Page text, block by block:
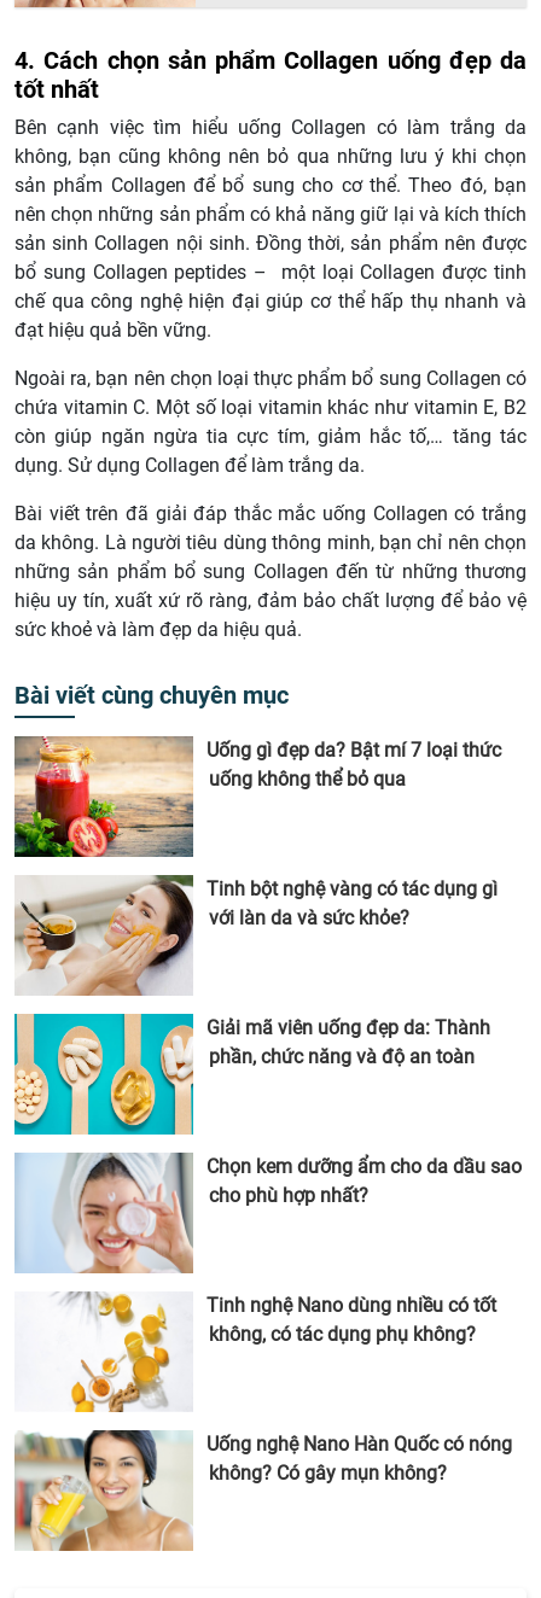
4. Cách chọn sản phẩm Collagen uống đẹp da
tốt nhất
Bên cạnh việc tìm hiểu uống Collagen có làm trắng da
không, bạn cũng không nên bỏ qua những lưu ý khi chọn
sản phẩm Collagen để bổ sung cho cơ thể. Theo đó, bạn
nên chọn những sản phẩm có khả năng giữ lại và kích thích
sản sinh Collagen nội sinh. Đồng thời, sản phẩm nên được
bổ sung Collagen peptides – một loại Collagen được tinh
chế qua công nghệ hiện đại giúp cơ thể hấp thụ nhanh và
đạt hiệu quả bền vững.
Ngoài ra, bạn nên chọn loại thực phẩm bổ sung Collagen có
chứa vitamin C. Một số loại vitamin khác như vitamin E, B2
còn giúp ngăn ngừa tia cực tím, giảm hắc tố,… tăng tác
dụng. Sử dụng Collagen để làm trắng da.
Bài viết trên đã giải đáp thắc mắc uống Collagen có trắng
da không. Là người tiêu dùng thông minh, bạn chỉ nên chọn
những sản phẩm bổ sung Collagen đến từ những thương
hiệu uy tín, xuất xứ rõ ràng, đảm bảo chất lượng để bảo vệ
sức khoẻ và làm đẹp da hiệu quả.
Bài viết cùng chuyên mục
Uống gì đẹp da? Bật mí 7 loại thức
uống không thể bỏ qua
Tinh bột nghệ vàng có tác dụng gì
với làn da và sức khỏe?
Giải mã viên uống đẹp da: Thành
phần, chức năng và độ an toàn
Chọn kem dưỡng ẩm cho da dầu sao
cho phù hợp nhất?
Tinh nghệ Nano dùng nhiều có tốt
không, có tác dụng phụ không?
Uống nghệ Nano Hàn Quốc có nóng
không? Có gây mụn không?